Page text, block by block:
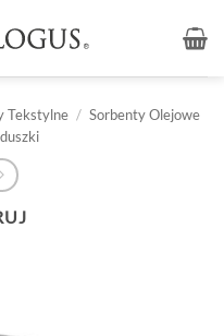
Tekstylne / Sorbenty Olejowe